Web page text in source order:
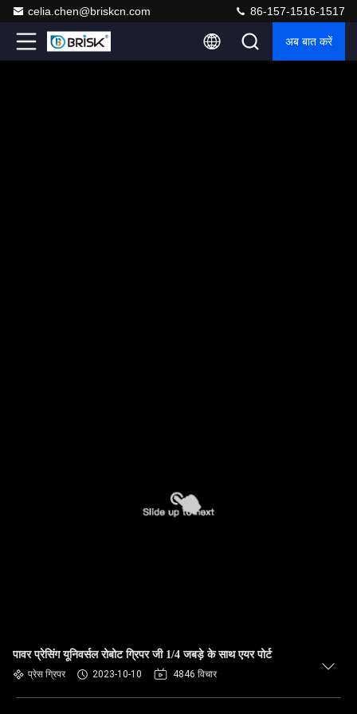
celia.chen@briskcn.com 86-157-1516-1517
अब बात करें
पावर प्रेसिंग यूनिवर्सल रोबोट ग्रिपर जी 1/4 जबड़े के साथ एयर पोर्ट
प्रेस ग्रिपर 2023-10-10 4846 विचार